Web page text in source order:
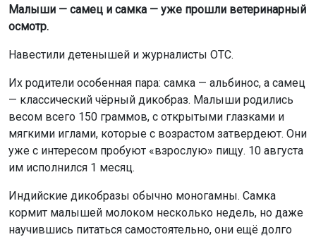
Малыши — самец и самка — уже прошли ветеринарный
осмотр.
Навестили детенышей и журналисты ОТС.
Их родители особенная пара: самка — альбинос, а самец
— классический чёрный дикобраз. Малыши родились
весом всего 150 граммов, с открытыми глазками и
мягкими иглами, которые с возрастом затвердеют. Они
уже с интересом пробуют «взрослую» пищу. 10 августа
им исполнился 1 месяц.
Индийские дикобразы обычно моногамны. Самка
кормит малышей молоком несколько недель, но даже
научившись питаться самостоятельно, они ещё долго